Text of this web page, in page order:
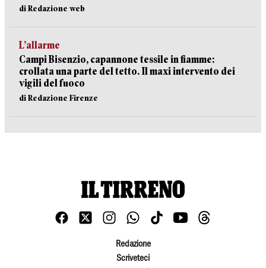
di Redazione web
L’allarme
Campi Bisenzio, capannone tessile in fiamme:
crollata una parte del tetto. Il maxi intervento dei
vigili del fuoco
di Redazione Firenze
Redazione
Scriveteci